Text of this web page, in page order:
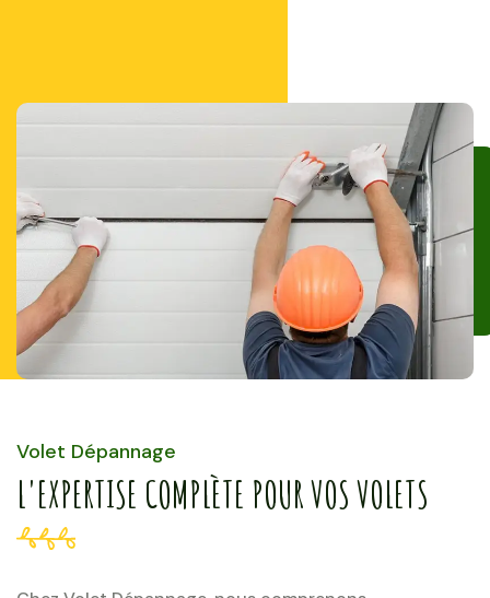
Volet Dépannage
L'EXPERTISE COMPLÈTE POUR VOS VOLETS